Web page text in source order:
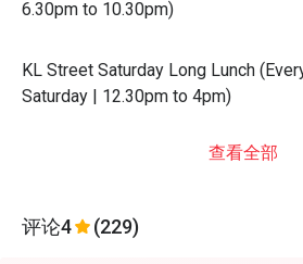
6.30pm to 10.30pm)
KL Street Saturday Long Lunch
Saturday | 12.30pm to 4pm)
查看全部
评论4 (229)